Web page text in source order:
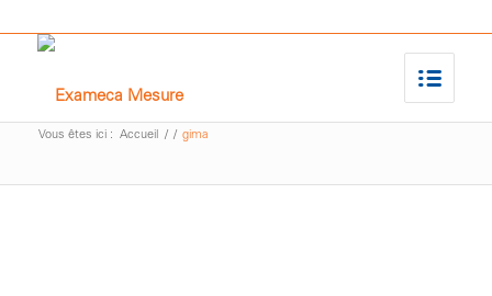
Vous êtes ici : Accueil / / gima